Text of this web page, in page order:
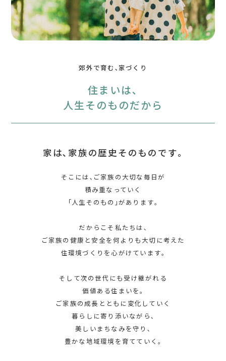
郊外で育む､家づくり
住まいは､
人生そのものだから
家は､家族の歴史そのものです｡
そこには､ご家族の大切な毎日が
積み重なっていく
｢人生そのもの｣があります｡
だからこそ私たちは､
ご家族の健康と安全を何よりも大切に考えた
住環境づくりを心がけています｡
そして次の世代にも受け継がれる
価値ある住まいを｡
ご家族の成長とともに変化していく
暮らしに寄り添いながら､
美しいまちなみを守り､
豊かな地域環境を育てていく｡